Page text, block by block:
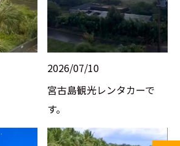
2026/07/10
宮古島観光レンタカーで
す。